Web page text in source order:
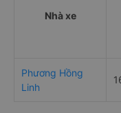
Nhà xe
Phương Hồng
Linh